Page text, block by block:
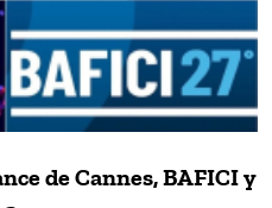
de Cannes, BAFICI y